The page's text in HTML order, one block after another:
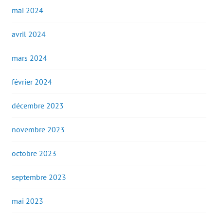
mai 2024
avril 2024
mars 2024
février 2024
décembre 2023
novembre 2023
octobre 2023
septembre 2023
mai 2023